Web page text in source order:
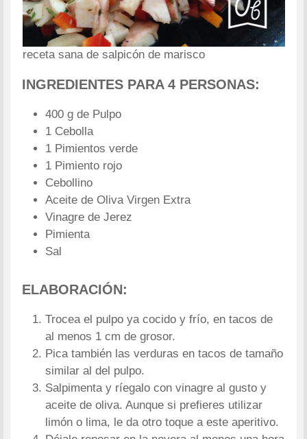
receta sana de salpicón de marisco
INGREDIENTES PARA 4 PERSONAS:
400 g de Pulpo
1 Cebolla
1 Pimientos verde
1 Pimiento rojo
Cebollino
Aceite de Oliva Virgen Extra
Vinagre de Jerez
Pimienta
Sal
ELABORACIÓN:
Trocea el pulpo ya cocido y frío, en tacos de
al menos 1 cm de grosor.
Pica también las verduras en tacos de tamaño
similar al del pulpo.
Salpimenta y ríegalo con vinagre al gusto y
aceite de oliva. Aunque si prefieres utilizar
limón o lima, le da otro toque a este aperitivo.